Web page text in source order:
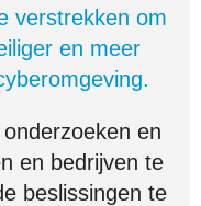
verstrekken om
en meer
en
en bedrijven te
beslissingen te